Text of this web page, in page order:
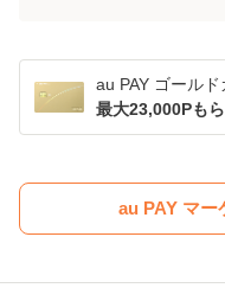
au PAY ゴール
最大23,000Pも
au PAY マー